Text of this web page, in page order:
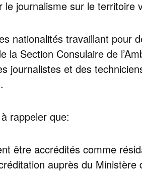
journalisme sur le territoire
nationalités travaillant pour
Section Consulaire de
journalistes et des
rappeler que:
être accrédités comme
auprès du Ministère